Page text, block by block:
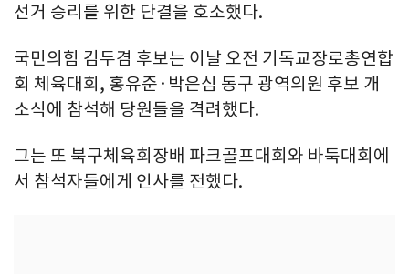
선거 승리를 위한 단결을 호소했다.
국민의힘 김두겸 후보는 이날 오전 기독교장로총연합
회 체육대회, 홍유준·박은심 동구 광역의원 후보 개
소식에 참석해 당원들을 격려했다.
그는 또 북구체육회장배 파크골프대회와 바둑대회에
서 참석자들에게 인사를 전했다.